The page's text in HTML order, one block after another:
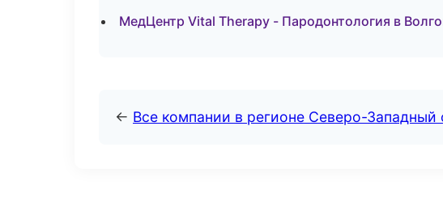
МедЦентр Vital Therapy - Пародонтология в
← Все компании в регионе Северо-Западный